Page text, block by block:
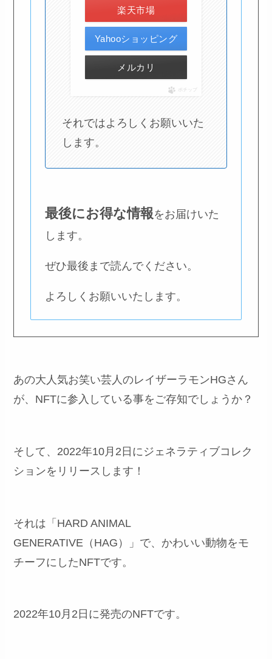
楽天市場
Yahooショッピング
メルカリ
ポチップ
それではよろしくお願いいた
します。
最後にお得な情報をお届けいた
します。
ぜひ最後まで読んでください。
よろしくお願いいたします。
あの大人気お笑い芸人のレイザーラモンHGさん
が、NFTに参入している事をご存知でしょうか？
そして、2022年10月2日にジェネラティブコレク
ションをリリースします！
それは「HARD ANIMAL
GENERATIVE（HAG）」で、かわいい動物をモ
チーフにしたNFTです。
2022年10月2日に発売のNFTです。